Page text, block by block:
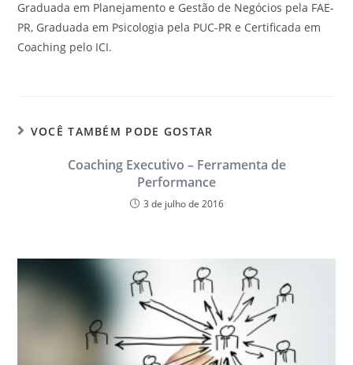
Graduada em Planejamento e Gestão de Negócios pela FAE-
PR, Graduada em Psicologia pela PUC-PR e Certificada em
Coaching pelo ICI.
VOCÊ TAMBÉM PODE GOSTAR
Coaching Executivo – Ferramenta de
Performance
3 de julho de 2016